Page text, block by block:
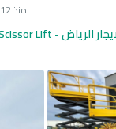
منذ 12 ساعة